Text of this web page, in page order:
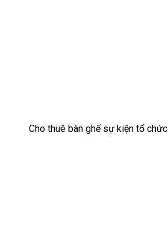
Cho thuê bàn ghế sự kiện tổ